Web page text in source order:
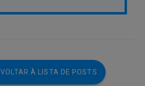
VOLTAR À LISTA DE POSTS